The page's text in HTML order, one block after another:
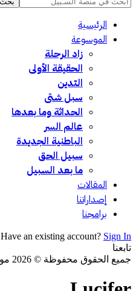
الرئيسية
الموسوعة
زاد الرحلة
الحقيقة الأولى
التدين
سبل شتى
الحداثة وما بعدها
عالم السر
الباطنية الجديدة
سبيل الحق
ما بعد السبيل
المقالات
إصداراتنا
برامجنا
Have an existing account? Sign In
تابعنا
جميع الحقوق محفوظة © 2026 موقع السبيل